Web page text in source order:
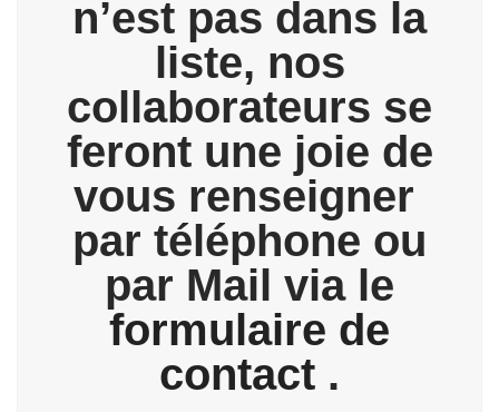
n’est pas dans la
liste, nos
collaborateurs se
feront une joie de
vous renseigner
par téléphone ou
par Mail via le
formulaire de
contact .